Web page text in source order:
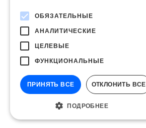
ОБЯЗАТЕЛЬНЫЕ
АНАЛИТИЧЕСКИЕ
ЦЕЛЕВЫЕ
ФУНКЦИОНАЛЬНЫЕ
ПРИНЯТЬ ВСЕ ОТКЛОНИТЬ ВСЕ
ПОДРОБНЕЕ